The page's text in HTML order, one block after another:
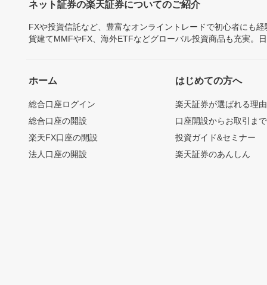
ネット証券の楽天証券についてのご紹介
FXや投資信託など、豊富なオンライントレードで初心者にも
貨建てMMFやFX、海外ETFなどグローバル投資商品も充実。
ホーム
総合口座ログイン
総合口座の開設
楽天FX口座の開設
法人口座の開設
はじめての方へ
楽天証券が選ばれる理由
口座開設からお取引ま
投資ガイド&セミナー
楽天証券のあんしん